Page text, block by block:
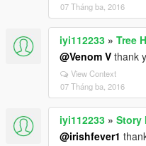
07 Tháng ba, 2016
iyi112233 » Tree
@Venom V thank
View Context
07 Tháng ba, 2016
iyi112233 » Story
@irishfever1